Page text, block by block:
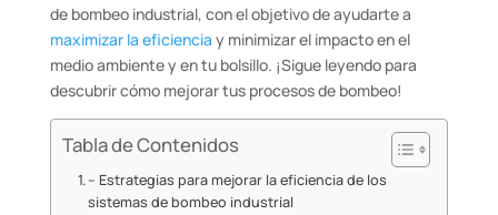
de bombeo industrial, con el objetivo de ayudarte a
maximizar la eficiencia y minimizar el impacto en el
medio ambiente y en tu bolsillo. ¡Sigue leyendo para
descubrir cómo mejorar tus procesos de bombeo!
Tabla de Contenidos
– Estrategias para mejorar la eficiencia de los
sistemas de bombeo industrial